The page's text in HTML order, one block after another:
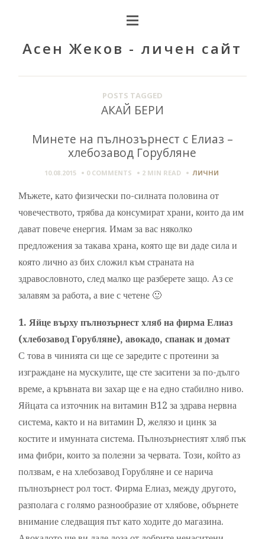
Асен Жеков - личен сайт
POSTS TAGGED
АКАЙ БЕРИ
Минете на пълнозърнест с Елиаз –
хлебозавод Горубляне
10.08.2015 0 COMMENTS 2 MIN READ ЛИЧНИ
Мъжете, като физически по-силната половина от
човечеството, трябва да консумират храни, които да им
дават повече енергия. Имам за вас няколко
предложения за такава храна, която ще ви даде сила и
която лично аз бих сложил към страната на
здравословното, след малко ще разберете защо. Аз се
залавям за работа, а вие с четене 🙂
1. Яйце върху пълнозърнест хляб на фирма Елиаз
(хлебозавод Горубляне), авокадо, спанак и домат
С това в чинията си ще се заредите с протеини за
изграждане на мускулите, ще сте заситени за по-дълго
време, а кръвната ви захар ще е на едно стабилно ниво.
Яйцата са източник на витамин В12 за здрава нервна
система, както и на витамин D, желязо и цинк за
костите и имунната система. Пълнозърнестият хляб пък
има фибри, които за полезни за червата. Този, който аз
ползвам, е на хлебозавод Горубляне и се нарича
пълнозърнест рол тост. Фирма Елиаз, между другото,
разполага с голямо разнообразие от хлябове, обърнете
внимание следващия път като ходите до магазина.